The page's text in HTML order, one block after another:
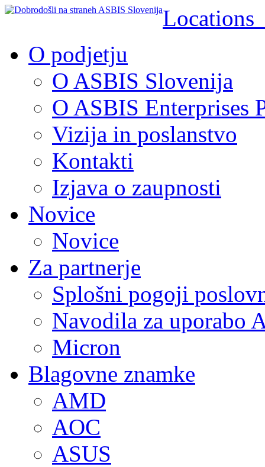
O podjetju
O ASBIS Slovenija
O ASBIS Enterprises
Vizija in poslanstvo
Kontakti
Izjava o zaupnosti
Novice
Novice
Za partnerje
Splošni pogoji
Navodila za uporabo
Micron
Blagovne znamke
AMD
AOC
ASUS